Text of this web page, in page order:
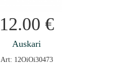
12.00 €
Auskari
Art: 12OiOi30473